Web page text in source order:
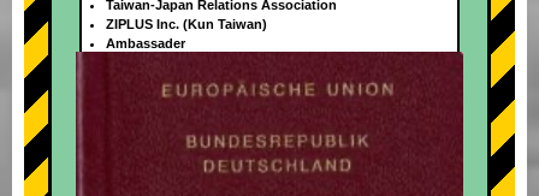
+
Taiwan-Japan Relations Association
ZIPLUS Inc. (Kun Taiwan)
Ambassader